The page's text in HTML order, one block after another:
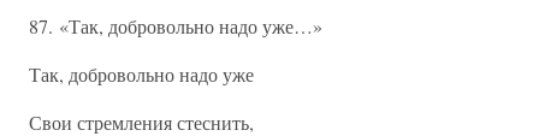
87. «Так, добровольно надо уже…»
Так, добровольно надо уже
Свои стремления стеснить,